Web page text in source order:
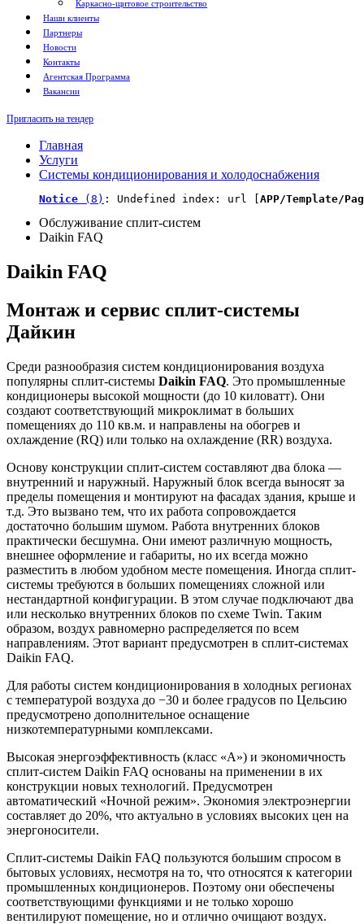
Каркасно-щитовое строительство
Наши клиенты
Партнеры
Новости
Контакты
Агентская Программа
Вакансии
Пригласить на тендер
Главная
Услуги
Системы кондиционирования и холодоснабжения
Notice (8) : Undefined index: url [ APP/Template/
Обслуживание сплит-систем
Daikin FAQ
Daikin FAQ
Монтаж и сервис сплит-системы
Дайкин
Среди разнообразия систем кондиционирования воздуха
популярны сплит-системы Daikin FAQ. Это промышленные
кондиционеры высокой мощности (до 10 киловатт). Они
создают соответствующий микроклимат в больших
помещениях до 110 кв.м. и направлены на обогрев и
охлаждение (RQ) или только на охлаждение (RR) воздуха.
Основу конструкции сплит-систем составляют два блока —
внутренний и наружный. Наружный блок всегда выносят за
пределы помещения и монтируют на фасадах здания, крыше и
т.д. Это вызвано тем, что их работа сопровождается
достаточно большим шумом. Работа внутренних блоков
практически бесшумна. Они имеют различную мощность,
внешнее оформление и габариты, но их всегда можно
разместить в любом удобном месте помещения. Иногда сплит-
системы требуются в больших помещениях сложной или
нестандартной конфигурации. В этом случае подключают два
или несколько внутренних блоков по схеме Twin. Таким
образом, воздух равномерно распределяется по всем
направлениям. Этот вариант предусмотрен в сплит-системах
Daikin FAQ.
Для работы систем кондиционирования в холодных регионах
с температурой воздуха до −30 и более градусов по Цельсию
предусмотрено дополнительное оснащение
низкотемпературными комплексами.
Высокая энергоэффективность (класс «А») и экономичность
сплит-систем Daikin FAQ основаны на применении в их
конструкции новых технологий. Предусмотрен
автоматический «Ночной режим». Экономия электроэнергии
составляет до 20%, что актуально в условиях высоких цен на
энергоносители.
Сплит-системы Daikin FAQ пользуются большим спросом в
бытовых условиях, несмотря на то, что относятся к категории
промышленных кондиционеров. Поэтому они обеспечены
соответствующими функциями и не только хорошо
вентилируют помещение, но и отлично очищают воздух.